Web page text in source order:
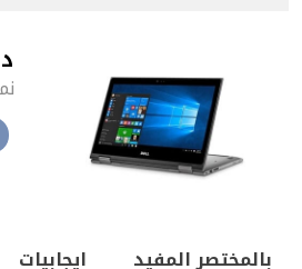
بالمختصر المفيد‎ ايجابيات‎